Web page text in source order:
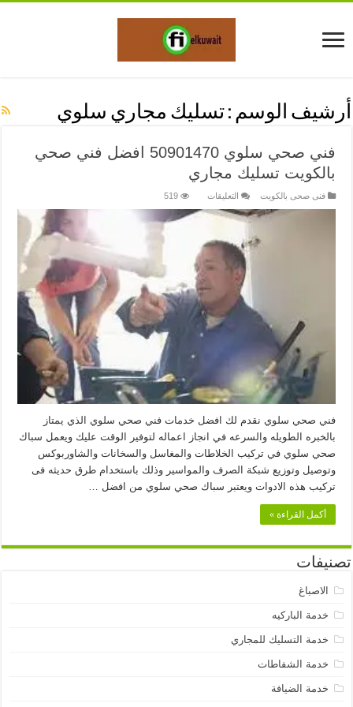
أرشيف الوسم :تسليك مجاري سلوي
فني صحي سلوي 50901470 افضل فني صحي
بالكويت تسليك مجاري
فنى صحى بالكويت التعليقات
صحي
افضل
فني
صحي
بالكويت
تسليك
مجاري
مغلقة
519
فني صحي سلوي نقدم لك افضل خدمات فني صحي سلوي الذي يمتاز
بالخبره الطويله والسرعه في انجاز اعماله لتوفير الوقت عليك ويعمل سباك
صحي سلوي في تركيب الخلاطات والمغاسل والسخانات والشاوربوكس
وتوصيل وتوزيع شبكة الصرف والمواسير وذلك باستخدام طرق حديثه فى
تركيب هذه الادوات ويعتبر سباك صحي سلوي من افضل …
أكمل القراءة »
تصنيفات
الاصباغ
خدمة الباركيه
خدمة التسليك للمجاري
خدمة الشفاطات
خدمة الضيافة